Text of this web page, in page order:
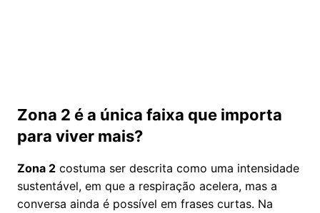
Zona 2 é a única faixa que importa
para viver mais?
Zona 2 costuma ser descrita como uma intensidade
sustentável, em que a respiração acelera, mas a
conversa ainda é possível em frases curtas. Na